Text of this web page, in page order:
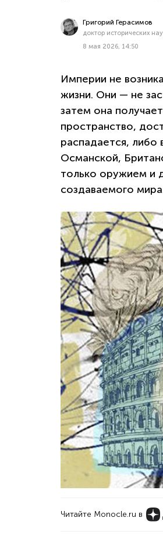
Григорий Герасимов
доктор исторических
8 мая 2026, 14:50
Империи не
жизни. Они — не
затем она
пространство,
распадается, либо
Османской,
только оружием и
создаваемого
Читайте Monocle.ru в